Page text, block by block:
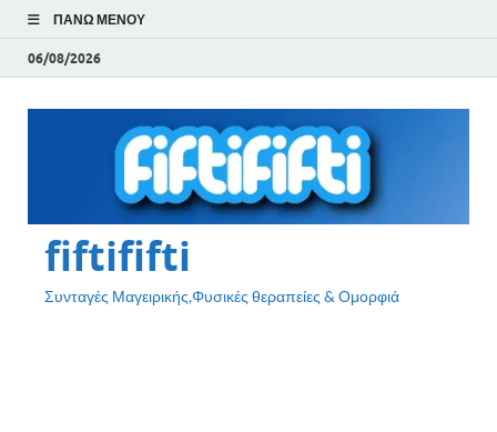
ΠΆΝΩ ΜΕΝΟΎ
06/08/2026
fiftififti
Συνταγές Μαγειρικής,Φυσικές θεραπείες & Ομορφιά